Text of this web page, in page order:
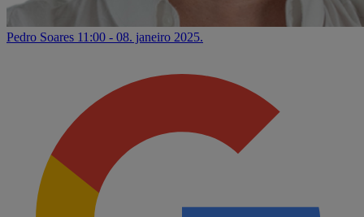
Pedro Soares 11:00 - 08. janeiro 2025.